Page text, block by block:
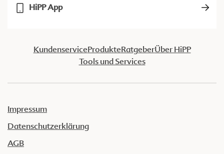
HiPP App
KundenserviceProdukteRatgeberÜber HiPP
Tools und Services
Impressum
Datenschutzerklärung
AGB